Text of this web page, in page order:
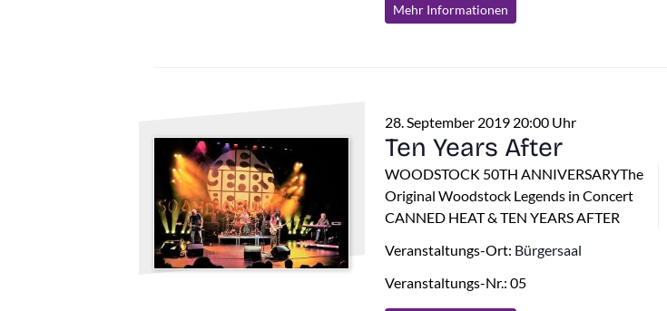
Mehr Informationen
28. September 2019 20:00 Uhr
Ten Years After
WOODSTOCK 50TH ANNIVERSARYThe
Original Woodstock Legends in Concert
CANNED HEAT & TEN YEARS AFTER
Veranstaltungs-Ort: Bürgersaal
Veranstaltungs-Nr.: 05